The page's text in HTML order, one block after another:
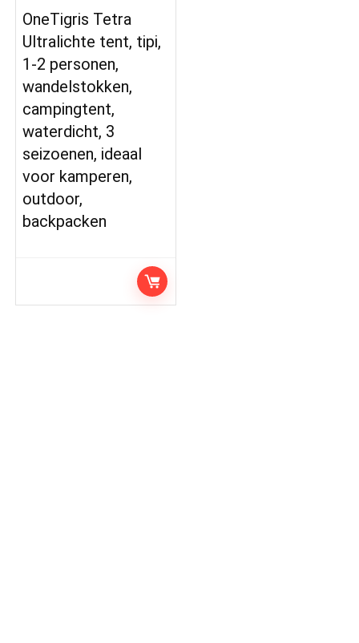
OneTigris Tetra
Ultralichte tent, tipi,
1-2 personen,
wandelstokken,
campingtent,
waterdicht, 3
seizoenen, ideaal
voor kamperen,
outdoor,
backpacken